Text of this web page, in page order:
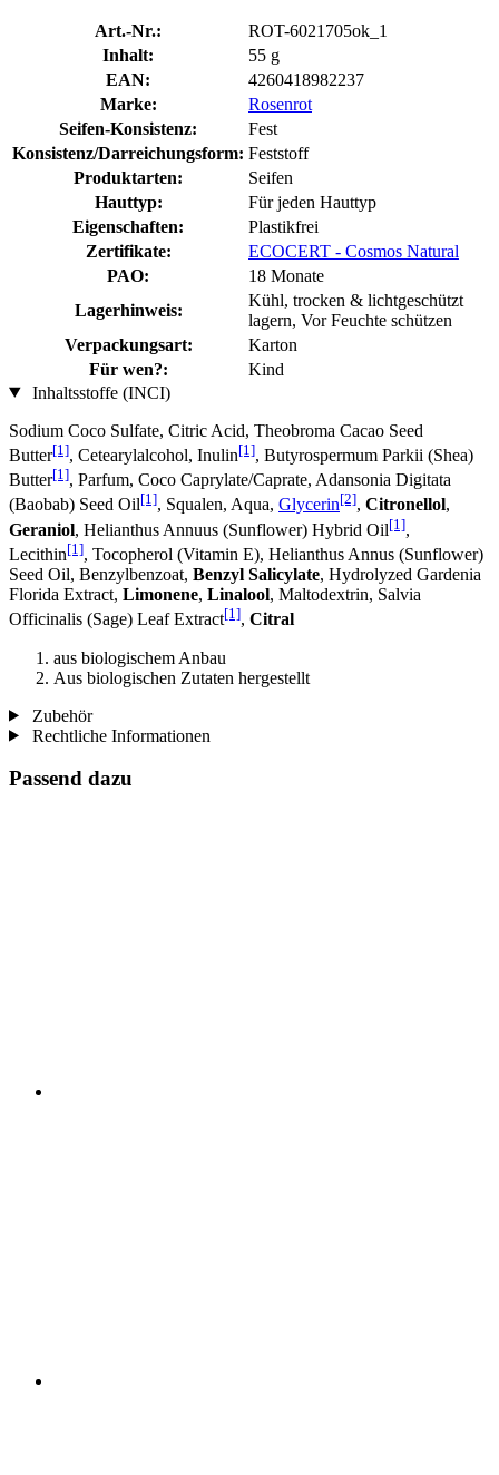
Art.-Nr.:
ROT-6021705ok_1
Inhalt:
55 g
EAN:
4260418982237
Marke:
Rosenrot
Seifen-Konsistenz:
Fest
Konsistenz/Darreichungsform: Feststoff
Produktarten:
Seifen
Hauttyp:
Für jeden Hauttyp
Eigenschaften:
Plastikfrei
Zertifikate:
ECOCERT - Cosmos Natural
PAO:
18 Monate
Lagerhinweis:
Kühl, trocken & lichtgeschützt
lagern, Vor Feuchte schützen
Verpackungsart:
Karton
Für wen?:
Kind
Inhaltsstoffe (INCI)
Sodium Coco­ Sulfate, Citric Acid, Theobroma Cacao Seed
Butter[1], Cetearylalcohol, Inulin[1], Butyrospermum Parkii (Shea)
Butter[1], Parfum, Coco Caprylate/Caprate, Adansonia Digitata
(Baobab) Seed Oil[1], Squalen, Aqua, Glycerin[2], Citronellol,
Geraniol, Helianthus Annuus (Sunflower) Hybrid Oil[1],
Lecithin[1], Tocopherol (Vitamin E), Helianthus Annus (Sunflower)
Seed Oil, Benzylbenzoat, Benzyl Salicylate, Hydrolyzed Gardenia
Florida Extract, Limonene, Linalool, Maltodextrin, Salvia
Officinalis (Sage) Leaf Extract[1], Citral
aus biologischem Anbau
Aus biologischen Zutaten hergestellt
Zubehör
Rechtliche Informationen
Passend dazu